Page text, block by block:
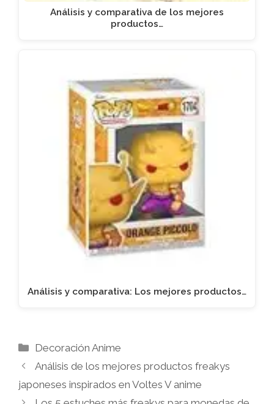
Análisis y comparativa de los mejores
productos…
Análisis y comparativa: Los mejores productos…
Categorías
Decoración Anime
Análisis de los mejores productos freakys
japoneses inspirados en Voltes V anime